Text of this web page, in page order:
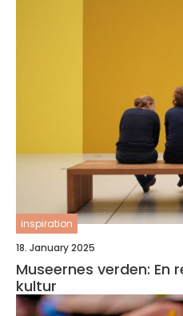
inspiration
18. January 2025
Museernes verden: En
kultur